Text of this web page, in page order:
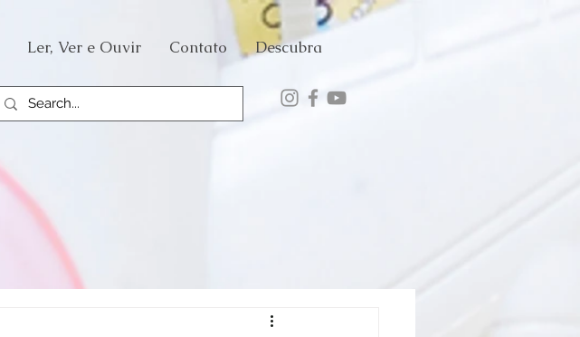
Ler, Ver e Ouvir Contato Descubra